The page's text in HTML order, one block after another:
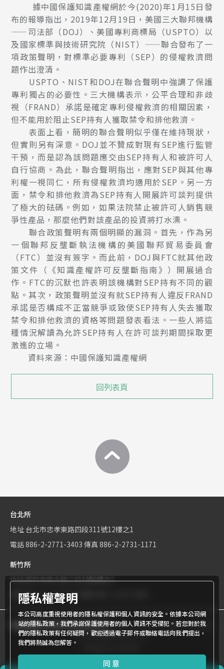
據中國保護知識產權網於今(2020)年1月15日發
布的報導指出，2019年12月19日，美國三大聯邦機構
——司法部（DOJ）、美國專利商標局（USPTO）以
及國家標準與技術研究院（NIST）——聯合發布了一
項政策聲明，對標準必要專利（SEP）的侵權救濟問
題作出澄清。
USPTO、NIST和DOJ在聯合聲明中強調了保護
專利獨占的必要性。三大機構表示，公平合理和非歧
視（FRAND）承諾是確定專利侵權救濟的相關因素，
但不能用於阻止SEP持有人獲取禁令和排他救濟。
表面上看，簡明的聯合聲明似乎僅在維持現狀，
但實則另有深意。DOJ並不贊成對現有SEP進行監管
干預，而是認為該問題應交由SEP持有人和被許可人
自行協商。為此，聯合聲明指出，應對SEP與其他專
利權一視同仁，所有侵權救濟均適用於SEP。另一方
面，禁令和排他救濟為SEP持有人開展許可談判提供
了極大的砝碼。例如，如果法院禁止被許可人銷售競
爭性產品，那麼他們對該產品的投資將打水漂。
聯合政策聲明有兩個明顯的漏洞。首先，作為另
一個聯邦反壟斷執法機構的美國聯邦貿易委員會
（FTC）並沒有簽字。而此前，DOJ與FTC就其他政
策文件（《知識產權許可反壟斷指南》）開展過合
作。FTC的沉默也許表明該機構對SEP持有不同的觀
點。其次，政策聲明並沒有就SEP持有人違反FRAND
承諾是否構成不正當競爭或致使SEP持有人失去獲取
禁令和排他救濟的資格等問題發表看法。一些人將這
種情況解讀為允許SEP持有人在許可談判期間採取更
激進的立場。
資料來源：中國保護知識產權網
回列表頁
台北所
地址 台北市忠孝東路四段311號12樓之1
電話886-2-2771-3403 傳真 886-2-2731-1171
新竹所
地址新竹市東大路二段1號6樓之2
電話886-3-534-9161
商標權屬世界專利有限公司所有© World Patent Limited Company
Inc All Rights Reserved.
隱私權聲明
本公司高度重視使用者的隱私權保護和個人資訊的安全。依據本公司網
站的隱私政策，我們承諾保護使用者的個人資訊不受侵犯。若您對於我
們的隱私政策有任何疑問，歡迎透過電子郵件或聯絡電話向我們提出，
我們將熱誠為您解答。
同意